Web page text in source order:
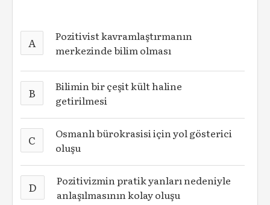
A
Pozitivist kavramlaştırmanın
merkezinde bilim olması
B
Bilimin bir çeşit kült haline
getirilmesi
C
Osmanlı bürokrasisi için yol gösterici
oluşu
D
Pozitivizmin pratik yanları nedeniyle
anlaşılmasının kolay oluşu